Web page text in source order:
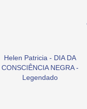
Helen Patricia - DIA DA
CONSCIÊNCIA NEGRA -
Legendado